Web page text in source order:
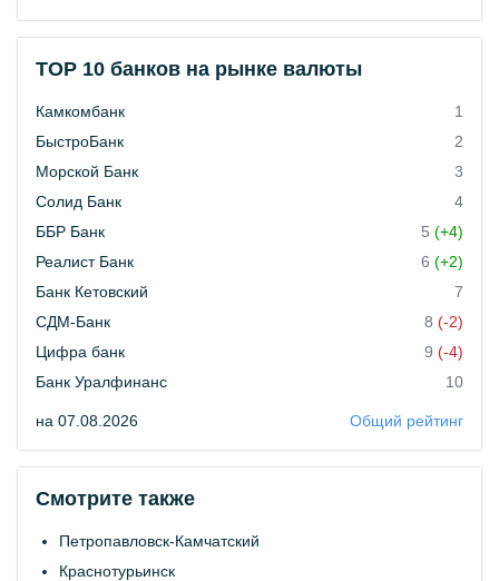
TOP 10 банков на рынке валюты
Камкомбанк
1
БыстроБанк
2
Морской Банк
3
Солид Банк
4
ББР Банк
5 (+4)
Реалист Банк
6 (+2)
Банк Кетовский
7
СДМ-Банк
8 (-2)
Цифра банк
9 (-4)
Банк Уралфинанс
10
на 07.08.2026 Общий рейтинг
Смотрите также
Петропавловск-Камчатский
Краснотурьинск